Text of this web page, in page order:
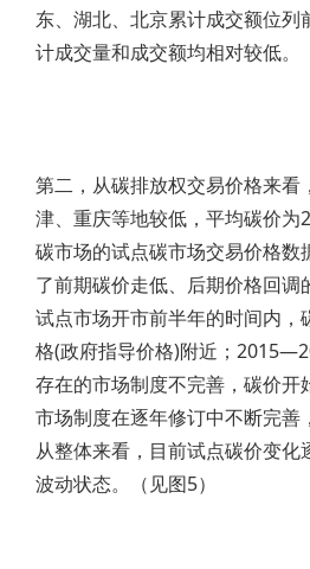
东、湖北、北京累计成交额位列
计成交量和成交额均相对较低。
第二，从碳排放权交易价格来看
津、重庆等地较低，平均碳价为
碳市场的试点碳市场交易价格数
了前期碳价走低、后期价格回调
试点市场开市前半年的时间内，
格(政府指导价格)附近；
存在的市场制度不完善，碳价开
市场制度在逐年修订中不断完善
从整体来看，目前试点碳价变化
波动状态。（见图5）